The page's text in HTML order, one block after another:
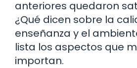
anteriores quedaron
¿Qué dicen sobre la
enseñanza y el
lista los aspectos que
importan.